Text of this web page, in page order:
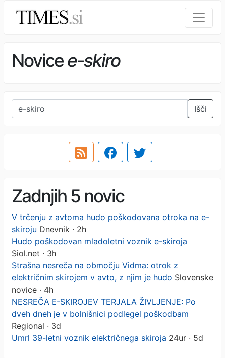
Novicee-skiro
Išči
Zadnjih 5 novic
V trčenju z avtoma hudo poškodovana otroka na e-
skiroju Dnevnik · 2h
Hudo poškodovan mladoletni voznik e-skiroja
Siol.net · 3h
Strašna nesreča na območju Vidma: otrok z
električnim skirojem v avto, z njim je hudo Slovenske
novice · 4h
NESREČA E-SKIROJEV TERJALA ŽIVLJENJE: Po
dveh dneh je v bolnišnici podlegel poškodbam
Regional · 3d
Umrl 39-letni voznik električnega skiroja 24ur · 5d